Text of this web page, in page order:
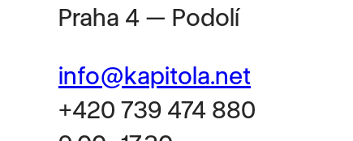
Praha 4 — Podolí
info@kapitola.net
+420 739 474 880